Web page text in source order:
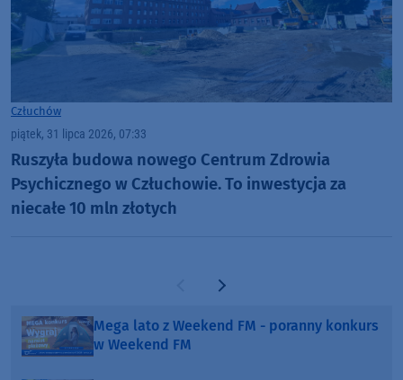
Człuchów
piątek, 31 lipca 2026, 07:33
Ruszyła budowa nowego Centrum Zdrowia
Psychicznego w Człuchowie. To inwestycja za
niecałe 10 mln złotych
Poprzednia strona
Następna strona
Mega lato z Weekend FM - poranny konkurs
w Weekend FM